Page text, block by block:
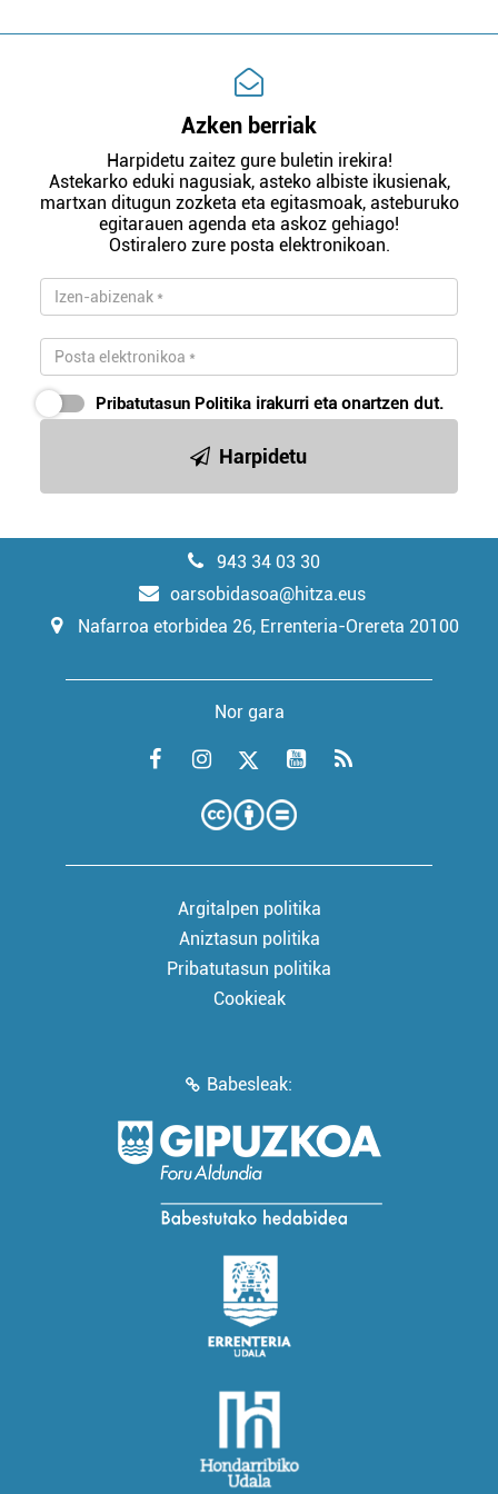
Azken berriak
Harpidetu zaitez gure buletin irekira!
Astekarko eduki nagusiak, asteko albiste ikusienak,
martxan ditugun zozketa eta egitasmoak, asteburuko
egitarauen agenda eta askoz gehiago!
Ostiralero zure posta elektronikoan.
Pribatutasun Politika irakurri eta onartzen dut.
Harpidetu
943 34 03 30
oarsobidasoa@hitza.eus
Nafarroa etorbidea 26, Errenteria-Orereta 20100
Nor gara
Argitalpen politika
Aniztasun politika
Pribatutasun politika
Cookieak
Babesleak: